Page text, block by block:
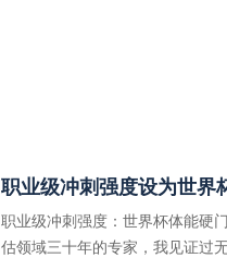
职业级冲刺强度设为世界
职业级冲刺强度：世界杯体能硬
估领域三十年的专家，我见证过